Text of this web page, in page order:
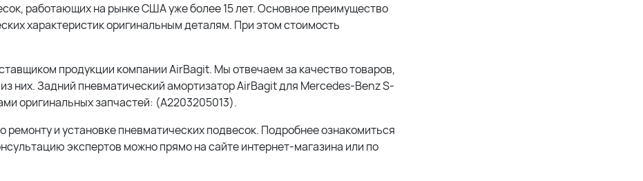
работающих на рынке США уже более 15 лет. Основное преимущество
характеристик оригинальным деталям. При этом стоимость
продукции компании AirBagit. Мы отвечаем за качество товаров,
них. Задний пневматический амортизатор AirBagit для Mercedes-Benz S-
оригинальных запчастей: (A2203205013).
и установке пневматических подвесок. Подробнее ознакомиться
экспертов можно прямо на сайте интернет-магазина или по